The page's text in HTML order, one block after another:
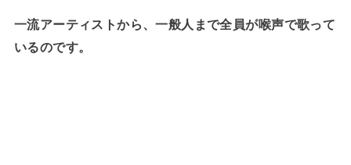
一流アーティストから、一般人まで全員が喉声で歌って
いるのです。